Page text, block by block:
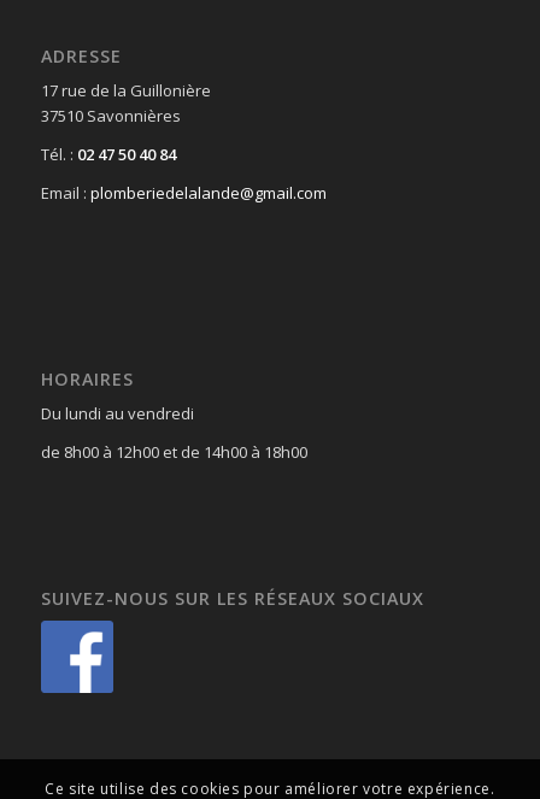
ADRESSE
17 rue de la Guillonière
37510 Savonnières
Tél. : 02 47 50 40 84
Email : plomberiedelalande@gmail.com
HORAIRES
Du lundi au vendredi
de 8h00 à 12h00 et de 14h00 à 18h00
SUIVEZ-NOUS SUR LES RÉSEAUX SOCIAUX
Ce site utilise des cookies pour améliorer votre expérience.